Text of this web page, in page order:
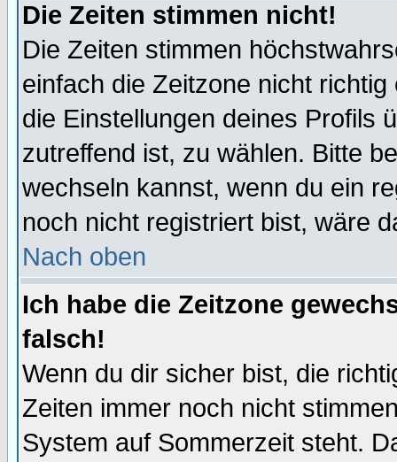
Die Zeiten stimmen nicht!
Die Zeiten stimmen
einfach die Zeitzone nicht
die Einstellungen deines Profils
zutreffend ist, zu wählen. Bitte
wechseln kannst, wenn du ein
noch nicht registriert bist, wäre
Nach oben
Ich habe die Zeitzone
falsch!
Wenn du dir sicher bist, die
Zeiten immer noch nicht
System auf Sommerzeit steht.